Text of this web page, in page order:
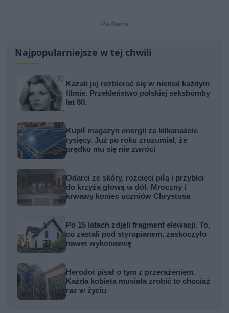
Najpopularniejsze w tej chwili
Kazali jej rozbierać się w niemal każdym
filmie. Przekleństwo polskiej seksbomby
lat 80.
Kupił magazyn energii za kilkanaście
tysięcy. Już po roku zrozumiał, że
prędko mu się nie zwróci
Odarci ze skóry, rozcięci piłą i przybici
do krzyża głową w dół. Mroczny i
krwawy koniec uczniów Chrystusa
Po 15 latach zdjęli fragment elewacji. To,
co zastali pod styropianem, zaskoczyło
nawet wykonawcę
Herodot pisał o tym z przerażeniem.
Każda kobieta musiała zrobić to chociaż
raz w życiu